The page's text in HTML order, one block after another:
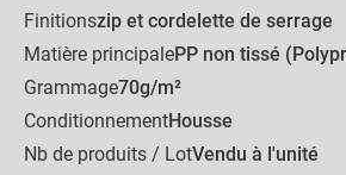
Finitionszip et cordelette de serrage
Matière principalePP non tissé
Grammage70g/m²
ConditionnementHousse
Nb de produits / LotVendu à l'unité